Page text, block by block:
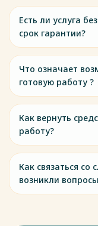
Есть ли услуга
срок гарантии?
Что означает
готовую работу ?
Как вернуть
работу?
Как связаться
возникли